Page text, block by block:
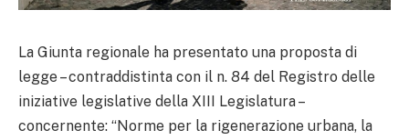
La Giunta regionale ha presentato una proposta di
legge – contraddistinta con il n. 84 del Registro delle
iniziative legislative della XIII Legislatura –
concernente: “Norme per la rigenerazione urbana, la